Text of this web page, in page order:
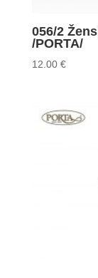
056/2
/PORTA/
12.00 €